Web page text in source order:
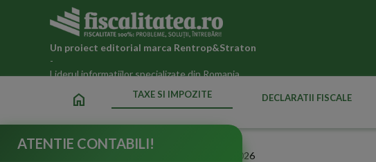
Un proiect editorial marca Rentrop&Straton
-
Liderul informatiilor specializate din Romania
home TAXE SI IMPOZITE DECLARATII FISCALE
Taxe si impozite datorate statului in 2026
ATENTIE CONTABILI!